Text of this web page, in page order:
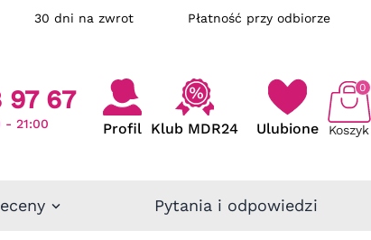
30 dni na zwrot Płatność przy odbiorze
97 67
- 21:00 Profil Klub MDR24 Ulubione Koszyk
0
Pytania i odpowiedzi